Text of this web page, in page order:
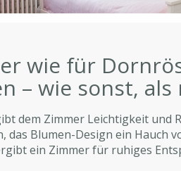
wie für
– wie sonst, als
dem Zimmer Leichtigkeit und
das Blumen-Design ein Hauch
ein Zimmer für ruhiges